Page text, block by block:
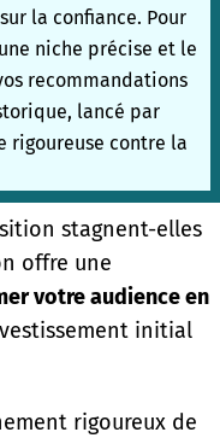
la confiance. Pour
niche précise et le
recommandations
lancé par
rigoureuse contre la
stagnent-elles
offre une
votre audience en
initial
rigoureux de